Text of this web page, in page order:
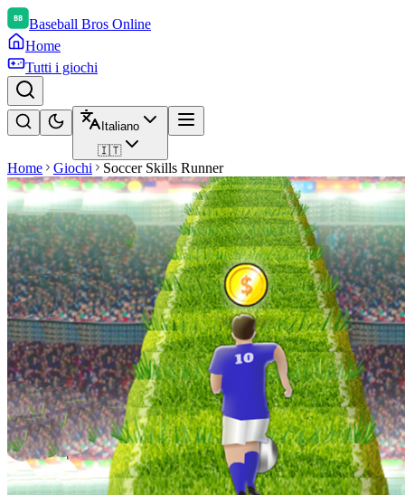
Baseball Bros Online
Home
Tutti i giochi
Italiano
🇮🇹
Home Giochi Soccer Skills Runner